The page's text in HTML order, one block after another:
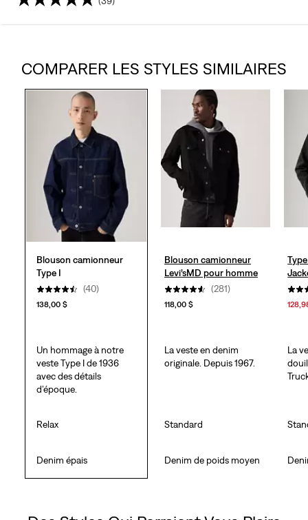
sur
5.
évaluations
COMPARER LES STYLES SIMILAIRES
Blouson camionneur
Type I
(40)
138,00 $
Blouson camionneur
Levi’sMD pour homme
(281)
118,00 $
Un hommage à notre
veste Type I de 1936
avec des détails
d’époque.
La veste en denim
originale. Depuis 1967.
La
Relax Standard
Denim épais Denim de poids moyen